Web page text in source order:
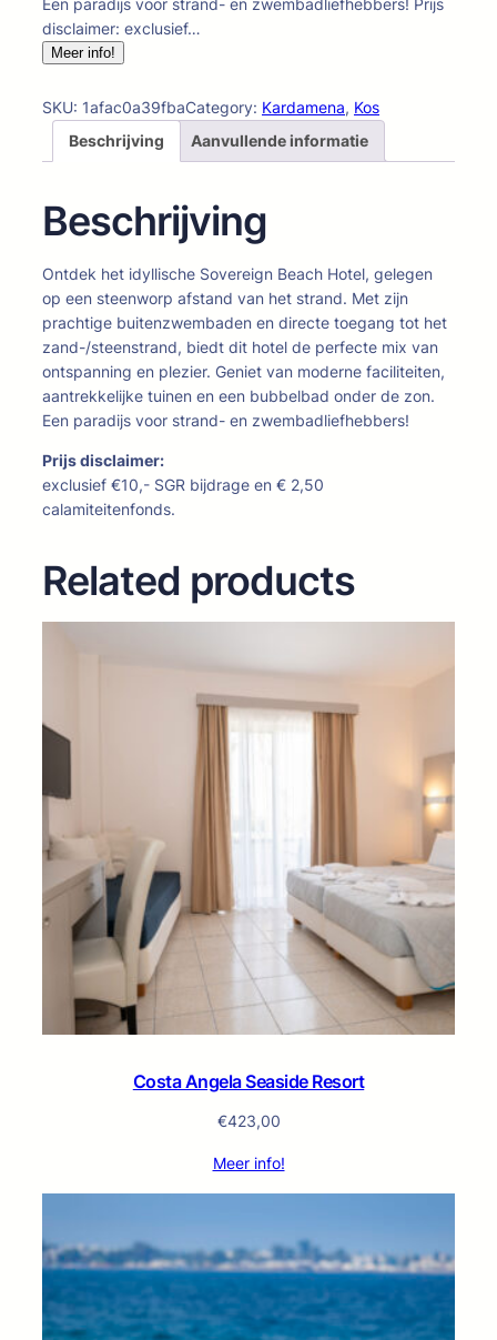
Een paradijs voor strand- en zwembadliefhebbers! Prijs
disclaimer: exclusief…
Meer info!
SKU: 1afac0a39fbaCategory: Kardamena, Kos
Beschrijving
Aanvullende informatie
Beschrijving
Ontdek het idyllische Sovereign Beach Hotel, gelegen
op een steenworp afstand van het strand. Met zijn
prachtige buitenzwembaden en directe toegang tot het
zand-/steenstrand, biedt dit hotel de perfecte mix van
ontspanning en plezier. Geniet van moderne faciliteiten,
aantrekkelijke tuinen en een bubbelbad onder de zon.
Een paradijs voor strand- en zwembadliefhebbers!
Prijs disclaimer:
exclusief €10,- SGR bijdrage en € 2,50
calamiteitenfonds.
Related products
Costa Angela Seaside Resort
€423,00
Meer info!